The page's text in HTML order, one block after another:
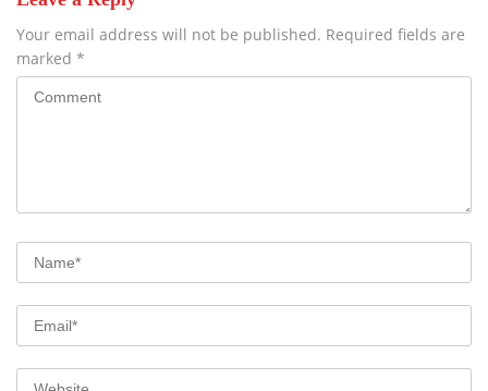
Your email address will not be published. Required fields are
marked *